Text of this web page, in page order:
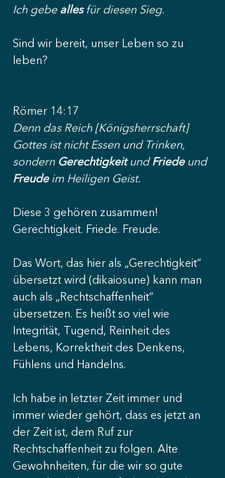
Ich gebe alles für diesen Sieg.
Sind wir bereit, unser Leben so zu
leben?
Römer 14:17
Denn das Reich [Königsherrschaft]
Gottes ist nicht Essen und Trinken,
sondern Gerechtigkeit und Friede und
Freude im Heiligen Geist.
Diese 3 gehören zusammen!
Gerechtigkeit. Friede. Freude.
Das Wort, das hier als „Gerechtigkeit“
übersetzt wird (dikaiosune) kann man
auch als „Rechtschaffenheit“
übersetzen. Es heißt so viel wie
Integrität, Tugend, Reinheit des
Lebens, Korrektheit des Denkens,
Fühlens und Handelns.
Ich habe in letzter Zeit immer und
immer wieder gehört, dass es jetzt an
der Zeit ist, dem Ruf zur
Rechtschaffenheit zu folgen. Alte
Gewohnheiten, für die wir so gute